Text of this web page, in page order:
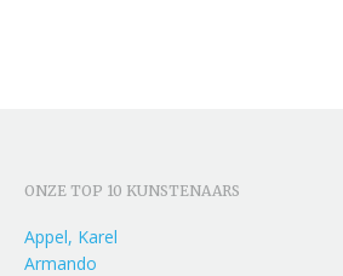
ONZE TOP 10 KUNSTENAARS
Appel, Karel
Armando